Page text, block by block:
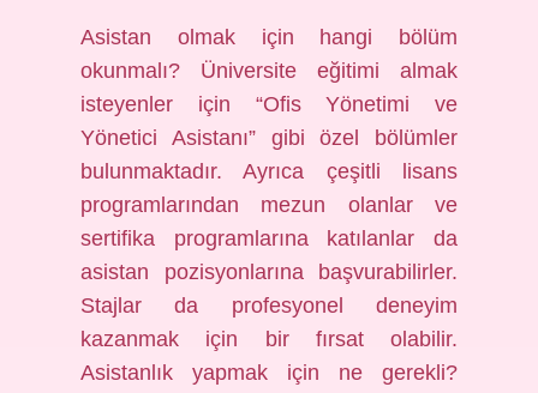
Asistan olmak için hangi bölüm
okunmalı? Üniversite eğitimi almak
isteyenler için “Ofis Yönetimi ve
Yönetici Asistanı” gibi özel bölümler
bulunmaktadır. Ayrıca çeşitli lisans
programlarından mezun olanlar ve
sertifika programlarına katılanlar da
asistan pozisyonlarına başvurabilirler.
Stajlar da profesyonel deneyim
kazanmak için bir fırsat olabilir.
Asistanlık yapmak için ne gerekli?